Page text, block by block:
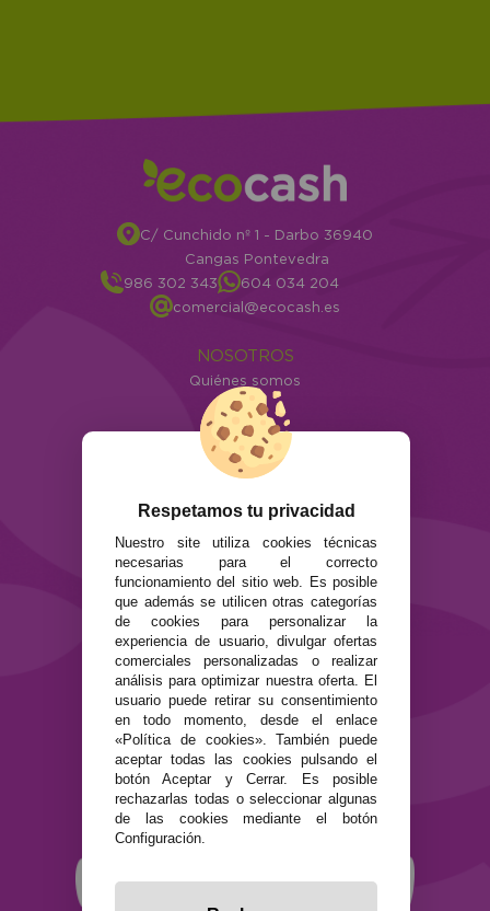
C/ Cunchido nº 1 - Darbo 36940
Cangas Pontevedra
986 302 343
604 034 204
comercial@ecocash.es
NOSOTROS
Quiénes somos
Info
ATENCIÓN AL CLIENTE
Envíos y devoluciones
Formas de pago
Contacto
SEGURIDAD Y PRIVACIDAD
Términos y condiciones de uso
Política de privacidad
Política de cookies
Respetamos tu privacidad
Nuestro site utiliza cookies técnicas
necesarias para el correcto
funcionamiento del sitio web. Es posible
que además se utilicen otras categorías
de cookies para personalizar la
experiencia de usuario, divulgar ofertas
comerciales personalizadas o realizar
análisis para optimizar nuestra oferta. El
usuario puede retirar su consentimiento
en todo momento, desde el enlace
«Política de cookies». También puede
aceptar todas las cookies pulsando el
botón Aceptar y Cerrar. Es posible
rechazarlas todas o seleccionar algunas
de las cookies mediante el botón
Configuración.